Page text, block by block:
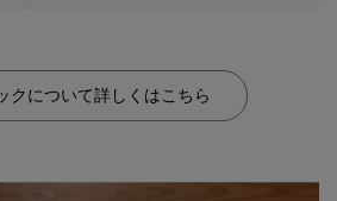
クについて詳しくはこちら